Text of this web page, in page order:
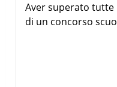
Aver superato tutte
di un concorso